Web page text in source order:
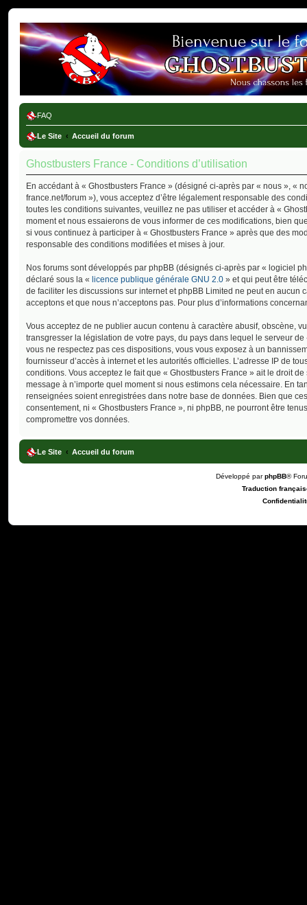
Ghostbusters France
FAQ
Le Site Accueil du forum
Ghostbusters France - Conditions d’utilisation
En accédant à « Ghostbusters France » (désigné ci-après par « nous », «
france.net/forum »), vous acceptez d’être légalement responsable des
toutes les conditions suivantes, veuillez ne pas utiliser et accéder à «
moment et nous essaierons de vous informer de ces modifications, bien
si vous continuez à participer à « Ghostbusters France » après que des
responsable des conditions modifiées et mises à jour.
Nos forums sont développés par phpBB (désignés ci-après par « logiciel
déclaré sous la « licence publique générale GNU 2.0 » et qui peut être
de faciliter les discussions sur internet et phpBB Limited ne peut en
acceptons et que nous n’acceptons pas. Pour plus d’informations
Vous acceptez de ne publier aucun contenu à caractère abusif, obscène,
transgresser la législation de votre pays, du pays dans lequel le serveur
vous ne respectez pas ces dispositions, vous vous exposez à un
fournisseur d’accès à internet et les autorités officielles. L’adresse IP de
conditions. Vous acceptez le fait que « Ghostbusters France » ait le droit
message à n’importe quel moment si nous estimons cela nécessaire. En
renseignées soient enregistrées dans notre base de données. Bien que
consentement, ni « Ghostbusters France », ni phpBB, ne pourront être
compromettre vos données.
Le Site Accueil du forum
Développé parphpBB®
Traduction